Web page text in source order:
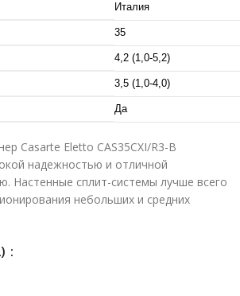
Италия
35
4,2 (1,0-5,2)
3,5 (1,0-4,0)
Да
Casarte Eletto CAS35CXI/R3-B
надежностью и отличной
Настенные сплит-системы лучше всего
небольших и средних